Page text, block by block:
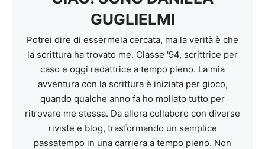
GUGLIELMI
Potrei dire di essermela cercata, ma la verità è che
la scrittura ha trovato me. Classe '94, scrittrice per
caso e oggi redattrice a tempo pieno. La mia
avventura con la scrittura è iniziata per gioco,
quando qualche anno fa ho mollato tutto per
ritrovare me stessa. Da allora collaboro con diverse
riviste e blog, trasformando un semplice
passatempo in una carriera a tempo pieno. Non